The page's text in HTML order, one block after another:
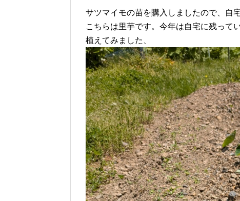
サツマイモの苗を購入しましたので、自
こちらは里芋です。今年は自宅に残って
植えてみました、